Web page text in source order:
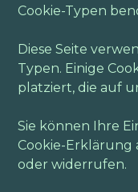
Cookie-Typen
Diese Seite
Typen. Einige
platziert, die auf
Sie können Ihre
Cookie-Erklärung
oder widerrufen.